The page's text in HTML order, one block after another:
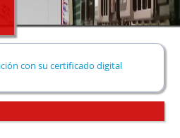
con su certificado digital